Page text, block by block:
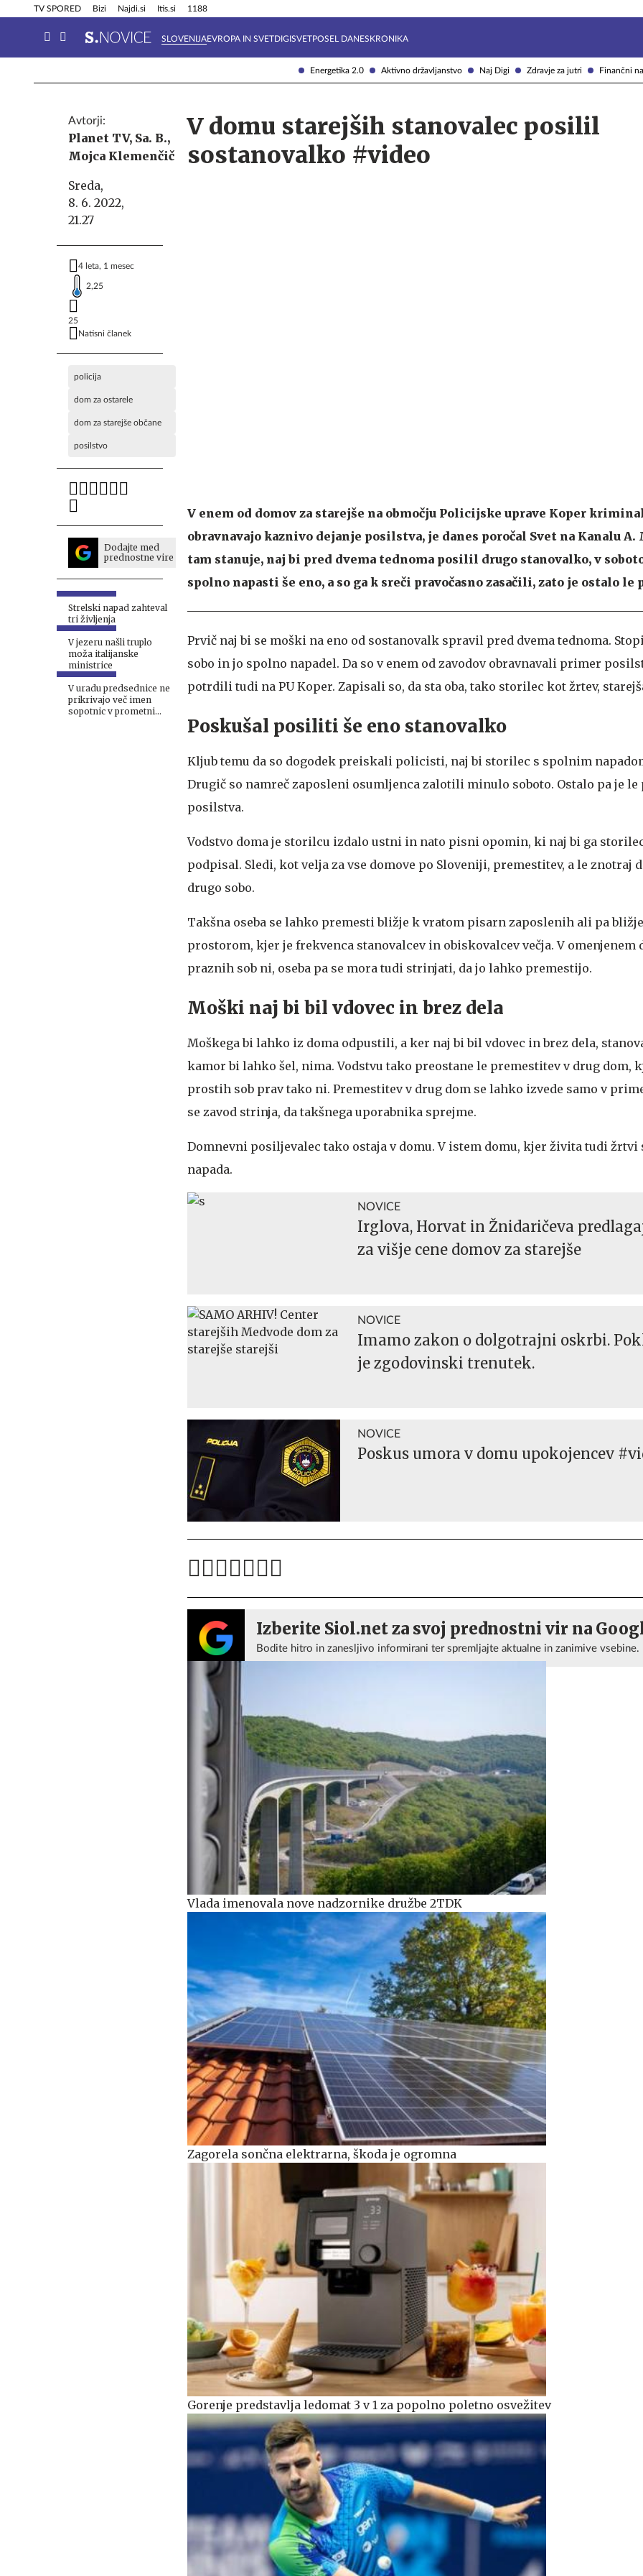
Energetika 2.0 Aktivno državljanstvo Naj Digi Zdravje za jutri Finančni
TV SPORED Bizi Najdi.si Itis.si 1188
SLOVENIJAEVROPA IN SVETDIGISVETPOSEL DANESKRONIKA
Info in obvestila Tehnik
Avtorji:
Planet TV, Sa. B.,
Mojca Klemenčič
Sreda,
8. 6. 2022,
21.27
4 leta, 1 mesec
2,25
25
Natisni članek
policija
dom za ostarele
dom za starejše občane
posilstvo
Dodajte med
prednostne vire
Strelski napad zahteval
tri življenja
V jezeru našli truplo
moža italijanske
ministrice
V uradu predsednice ne
prikrivajo več imen
sopotnic v prometni
V domu starejših stanovalec posilil
sostanovalko #video
V enem od domov za starejše na območju Policijske uprave Koper
obravnavajo kaznivo dejanje posilstva, je danes poročal Svet na Kanalu
tam stanuje, naj bi pred dvema tednoma posilil drugo stanovalko, v
spolno napasti še eno, a so ga k sreči pravočasno zasačili, zato je ostalo le
Prvič naj bi se moški na eno od sostanovalk spravil pred dvema tednoma.
sobo in jo spolno napadel. Da so v enem od zavodov obravnavali primer
potrdili tudi na PU Koper. Zapisali so, da sta oba, tako storilec kot žrtev,
Poskušal posiliti še eno stanovalko
Kljub temu da so dogodek preiskali policisti, naj bi storilec s spolnim
Drugič so namreč zaposleni osumljenca zalotili minulo soboto. Ostalo pa je
posilstva.
Vodstvo doma je storilcu izdalo ustni in nato pisni opomin, ki naj bi ga
podpisal. Sledi, kot velja za vse domove po Sloveniji, premestitev, a le znotraj
drugo sobo.
Takšna oseba se lahko premesti bližje k vratom pisarn zaposlenih ali pa
prostorom, kjer je frekvenca stanovalcev in obiskovalcev večja. V omenjenem
praznih sob ni, oseba pa se mora tudi strinjati, da jo lahko premestijo.
Moški naj bi bil vdovec in brez dela
Moškega bi lahko iz doma odpustili, a ker naj bi bil vdovec in brez dela,
kamor bi lahko šel, nima. Vodstvu tako preostane le premestitev v drug dom,
prostih sob prav tako ni. Premestitev v drug dom se lahko izvede samo v
se zavod strinja, da takšnega uporabnika sprejme.
Domnevni posiljevalec tako ostaja v domu. V istem domu, kjer živita tudi žrtvi
napada.
NOVICE
Irglova, Horvat in Žnidaričeva
za višje cene domov za starejše
NOVICE
Imamo zakon o dolgotrajni oskrbi.
je zgodovinski trenutek.
NOVICE
Poskus umora v domu upokojencev
Izberite Siol.net za svoj prednostni vir na
Bodite hitro in zanesljivo informirani ter spremljajte aktualne in zanimive vsebine.
Vlada imenovala nove nadzornike družbe 2TDK
Zagorela sončna elektrarna, škoda je ogromna
Gorenje predstavlja ledomat 3 v 1 za popolno poletno osvežitev